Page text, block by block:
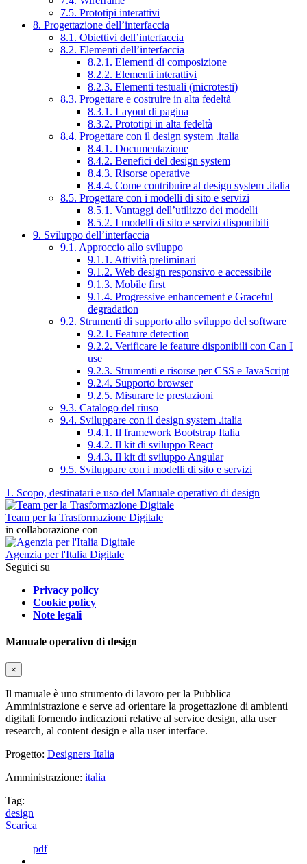
7.5. Prototipi interattivi
8. Progettazione dell’interfaccia
8.1. Obiettivi dell’interfaccia
8.2. Elementi dell’interfaccia
8.2.1. Elementi di composizione
8.2.2. Elementi interattivi
8.2.3. Elementi testuali (microtesti)
8.3. Progettare e costruire in alta fedeltà
8.3.1. Layout di pagina
8.3.2. Prototipi in alta fedeltà
8.4. Progettare con il design system .italia
8.4.1. Documentazione
8.4.2. Benefici del design system
8.4.3. Risorse operative
8.4.4. Come contribuire al design system .italia
8.5. Progettare con i modelli di sito e servizi
8.5.1. Vantaggi dell’utilizzo dei modelli
8.5.2. I modelli di sito e servizi disponibili
9. Sviluppo dell’interfaccia
9.1. Approccio allo sviluppo
9.1.1. Attività preliminari
9.1.2. Web design responsivo e accessibile
9.1.3. Mobile first
9.1.4. Progressive enhancement e Graceful
degradation
9.2. Strumenti di supporto allo sviluppo del software
9.2.1. Feature detection
9.2.2. Verificare le feature disponibili con Can I
use
9.2.3. Strumenti e risorse per CSS e JavaScript
9.2.4. Supporto browser
9.2.5. Misurare le prestazioni
9.3. Catalogo del riuso
9.4. Sviluppare con il design system .italia
9.4.1. Il framework Bootstrap Italia
9.4.2. Il kit di sviluppo React
9.4.3. Il kit di sviluppo Angular
9.5. Sviluppare con i modelli di sito e servizi
1. Scopo, destinatari e uso del Manuale operativo di design
Team per la Trasformazione Digitale
in collaborazione con
Agenzia per l'Italia Digitale
Seguici su
Privacy policy
Cookie policy
Note legali
Manuale operativo di design
×
Il manuale è uno strumento di lavoro per la Pubblica
Amministrazione e serve ad orientare la progettazione di ambienti
digitali fornendo indicazioni relative al service design, alla user
research, al content design e alla user interface.
Progetto: Designers Italia
Amministrazione: italia
Tag:
design
Scarica
pdf